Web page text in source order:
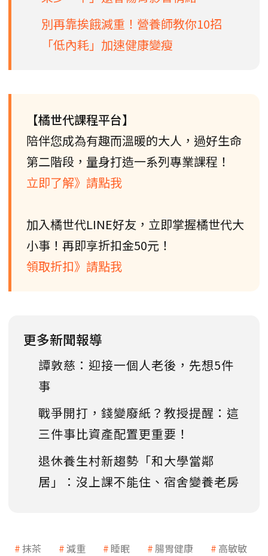
別再靠挨餓減重！營養師教你10招
「低內耗」加速健康變瘦
【橘世代課程平台】
陪伴您成為有趣而溫暖的大人，過好生命
第二階段，量身打造一系列專業課程！
立即了解》請點我
加入橘世代LINE好友，立即掌握橘世代大
小事！再即享折扣金50元！
領取折扣》請點我
更多新聞報導
譚敦慈：迎接一個人老後，先想5件
事
戰爭開打，錢變廢紙？教授提醒：這
三件事比資產配置更重要！
退休養生村新趨勢「和大學當鄰
居」：沒上課不能住、宿舍變養老房
抹茶 減重 睡眠 腸胃健康
高敏敏